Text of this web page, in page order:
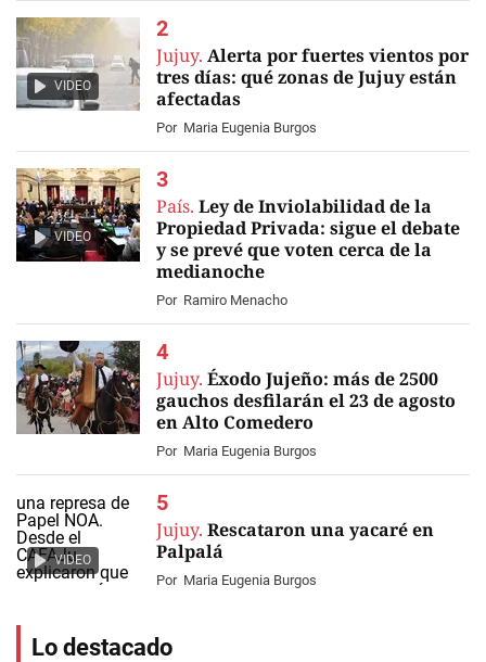
VIDEO
Jujuy. Alerta por fuertes vientos por
tres días: qué zonas de Jujuy están
afectadas
Por Maria Eugenia Burgos
VIDEO
País. Ley de Inviolabilidad de la
Propiedad Privada: sigue el debate
y se prevé que voten cerca de la
medianoche
Por Ramiro Menacho
Jujuy. Éxodo Jujeño: más de 2500
gauchos desfilarán el 23 de agosto
en Alto Comedero
Por Maria Eugenia Burgos
VIDEO
Jujuy. Rescataron una yacaré en
Palpalá
Por Maria Eugenia Burgos
Lo destacado